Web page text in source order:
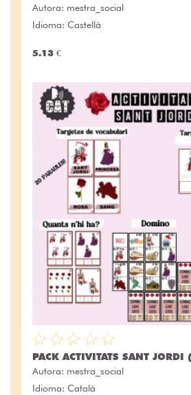
Autora: mestra_social
Idioma: Castellà
5.13 €
PACK ACTIVITATS SANT JORDI
Autora: mestra_social
Idioma: Català